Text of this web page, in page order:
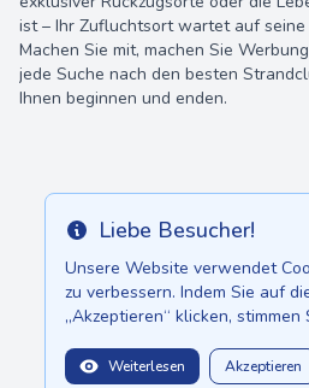
ist – Ihr Zufluchtsort wartet auf seine
Machen Sie mit, machen Sie
jede Suche nach den besten
Ihnen beginnen und enden.
Info Liebe Besucher!
Unsere Website verwendet
zu verbessern. Indem Sie auf
„Akzeptieren“ klicken, stimmen
Weiterlesen Akzeptieren